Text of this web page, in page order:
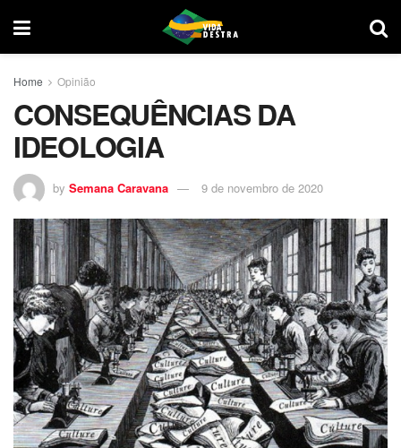
Home Opinião
CONSEQUÊNCIAS DA
IDEOLOGIA
by Semana Caravana 9 de novembro de 2020